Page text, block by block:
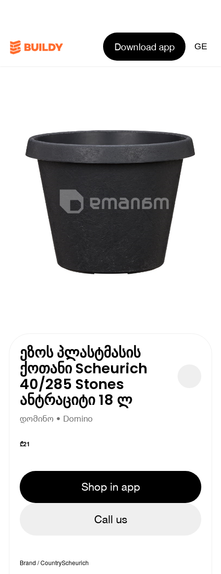
Download app GE
ეზოს პლასტმასის
ქოთანი Scheurich
40/285 Stones
ანტრაციტი 18 ლ
დომინო • Domino
₾21
Shop in app
Call us
Brand / CountryScheurich